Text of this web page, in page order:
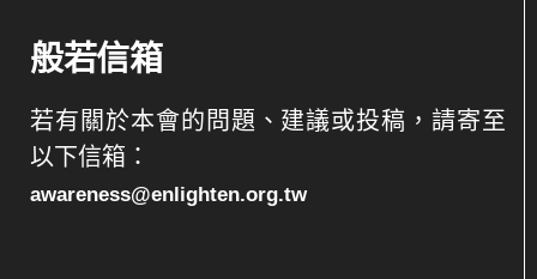
般若信箱
若有關於本會的問題、建議或投稿，請寄至
以下信箱：
awareness@enlighten.org.tw